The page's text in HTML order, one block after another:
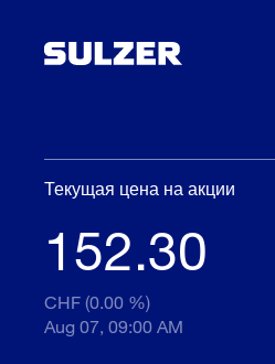
Текущая цена на акции
152.30
CHF (0.00 %)
Aug 07, 09:00 AM